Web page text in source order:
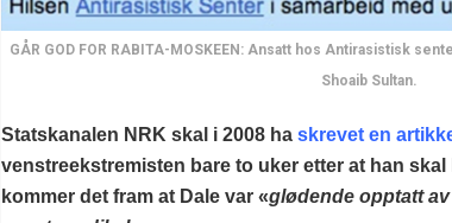
GÅR GOD FOR RABITA-MOSKEEN: Ansatt hos Antirasistisk
Shoaib Sultan.
Statskanalen NRK skal i 2008 ha skrevet en
venstreekstremisten bare to uker etter at han
kommer det fram at Dale var «glødende opptatt